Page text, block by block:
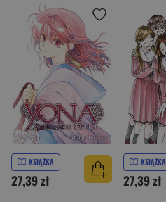
KSIĄŻKA
27,39 zł
KSIĄŻKA
27,39 zł